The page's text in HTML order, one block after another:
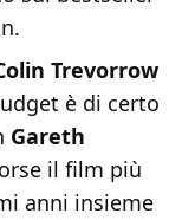
Trevorrow
è di certo
Gareth
il film più
anni insieme